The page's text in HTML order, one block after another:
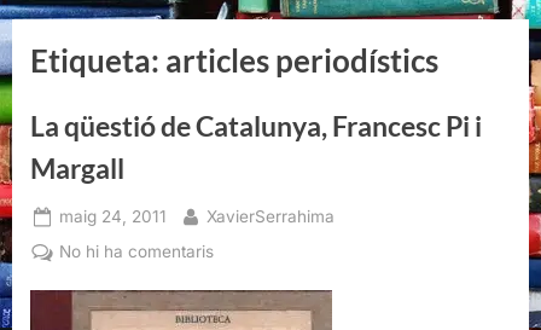
Etiqueta: articles periodístics
La qüestió de Catalunya, Francesc Pi i
Margall
Posted
on
maig 24, 2011 By
XavierSerrahima
No hi ha comentarisa
qüestió